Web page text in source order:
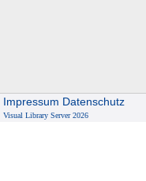
Impressum Datenschutz
Visual Library Server 2026